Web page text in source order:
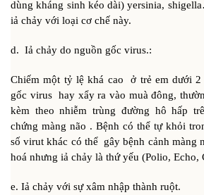
dùng kháng sinh kéo dài) yersinia,
iả chảy với loại cơ chế này.
d. Iả chảy do nguồn gốc virus.:
Chiếm một tỷ lệ khá cao ở trẻ em dưới
gốc virus hay xẩy ra vào muà đông,
kèm theo nhiễm trùng đường hô hấp
chứng màng não . Bệnh có thể tự khỏi
số virut khác có thể gây bệnh cảnh màng
hoá nhưng iả chảy là thứ yếu (Polio, Echo,
e. Iả chảy với sự xâm nhập thành ruột.